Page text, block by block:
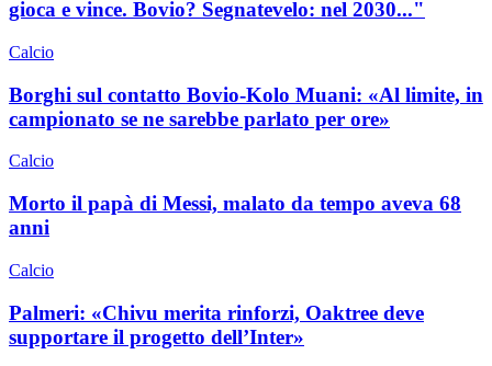
gioca e vince. Bovio? Segnatevelo: nel 2030..."
Calcio
Borghi sul contatto Bovio-Kolo Muani: «Al limite, in
campionato se ne sarebbe parlato per ore»
Calcio
Morto il papà di Messi, malato da tempo aveva 68
anni
Calcio
Palmeri: «Chivu merita rinforzi, Oaktree deve
supportare il progetto dell’Inter»